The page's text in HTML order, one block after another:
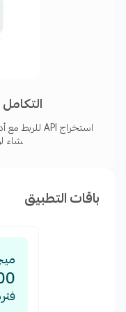
متابعة التكاليف
تحليل سلوك
الوصول السريع
واحدة.
عملك!
شاء
باقات التطبيق